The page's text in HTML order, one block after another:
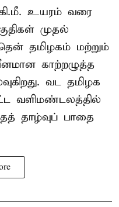
கி.மீ. உயரம் வரை
முதல்
தமிழகம் மற்றும்
காற்றழுத்த
வட தமிழக
வளிமண்டலத்தில்
தாழ்வுப் பாதை